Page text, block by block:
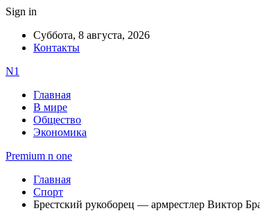
Sign in
Суббота, 8 августа, 2026
Контакты
N1
Главная
В мире
Общество
Экономика
Premium n one
Главная
Спорт
Брестский рукоборец — армрестлер Виктор